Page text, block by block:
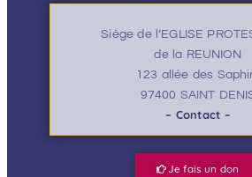
Siège de l’EGLISE
de la REUNION
123 allée des
97400 SAINT
– Contact –
Je fais un don